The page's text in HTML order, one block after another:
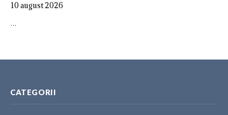
10 august 2026
…
CATEGORII